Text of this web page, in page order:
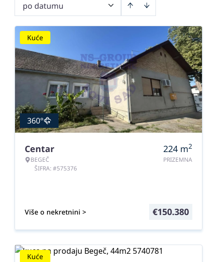
po datumu
Kuće
360°
Centar
BEGEČ
ŠIFRA: #575376
224 m2
PRIZEMNA
Više o nekretnini > €150.380
Kuće